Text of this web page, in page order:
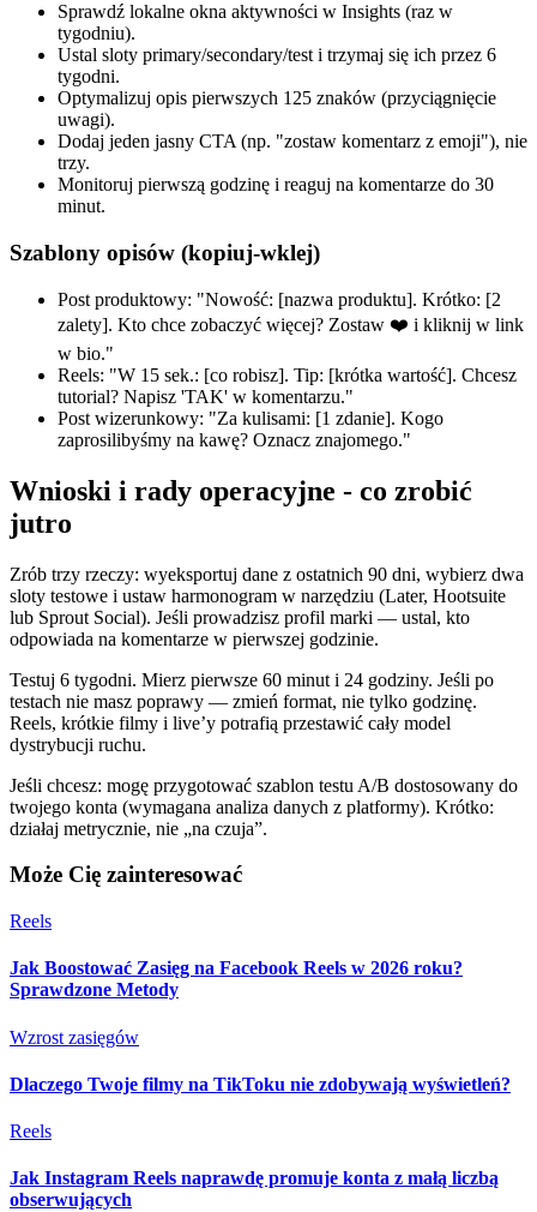
Sprawdź lokalne okna aktywności w Insights (raz w
tygodniu).
Ustal sloty primary/secondary/test i trzymaj się ich przez 6
tygodni.
Optymalizuj opis pierwszych 125 znaków (przyciągnięcie
uwagi).
Dodaj jeden jasny CTA (np. "zostaw komentarz z emoji"), nie
trzy.
Monitoruj pierwszą godzinę i reaguj na komentarze do 30
minut.
Szablony opisów (kopiuj-wklej)
Post produktowy: "Nowość: [nazwa produktu]. Krótko: [2
zalety]. Kto chce zobaczyć więcej? Zostaw ❤️ i kliknij w link
w bio."
Reels: "W 15 sek.: [co robisz]. Tip: [krótka wartość]. Chcesz
tutorial? Napisz 'TAK' w komentarzu."
Post wizerunkowy: "Za kulisami: [1 zdanie]. Kogo
zaprosilibyśmy na kawę? Oznacz znajomego."
Wnioski i rady operacyjne - co zrobić
jutro
Zrób trzy rzeczy: wyeksportuj dane z ostatnich 90 dni, wybierz dwa
sloty testowe i ustaw harmonogram w narzędziu (Later, Hootsuite
lub Sprout Social). Jeśli prowadzisz profil marki — ustal, kto
odpowiada na komentarze w pierwszej godzinie.
Testuj 6 tygodni. Mierz pierwsze 60 minut i 24 godziny. Jeśli po
testach nie masz poprawy — zmień format, nie tylko godzinę.
Reels, krótkie filmy i live’y potrafią przestawić cały model
dystrybucji ruchu.
Jeśli chcesz: mogę przygotować szablon testu A/B dostosowany do
twojego konta (wymagana analiza danych z platformy). Krótko:
działaj metrycznie, nie „na czuja”.
Może Cię zainteresować
Reels
Jak Boostować Zasięg na Facebook Reels w 2026 roku?
Sprawdzone Metody
Wzrost zasięgów
Dlaczego Twoje filmy na TikToku nie zdobywają wyświetleń?
Reels
Jak Instagram Reels naprawdę promuje konta z małą liczbą
obserwujących